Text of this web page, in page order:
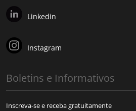
Linkedin
Instagram
Boletins e Informativos
Inscreva-se e receba gratuitamente